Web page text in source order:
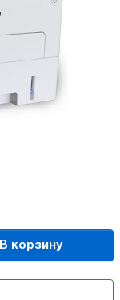
В корзину